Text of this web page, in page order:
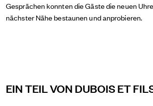
Gesprächen konnten die Gäste die neuen
nächster Nähe bestaunen und anprobieren.
EIN TEIL VON DUBOIS ET